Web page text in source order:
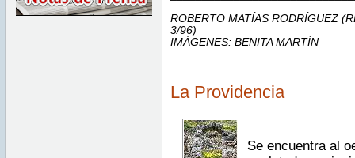
ROBERTO MATÍAS RODRÍGUEZ
3/96)
IMÁGENES: BENITA MARTÍN
La Providencia
Se encuentra al